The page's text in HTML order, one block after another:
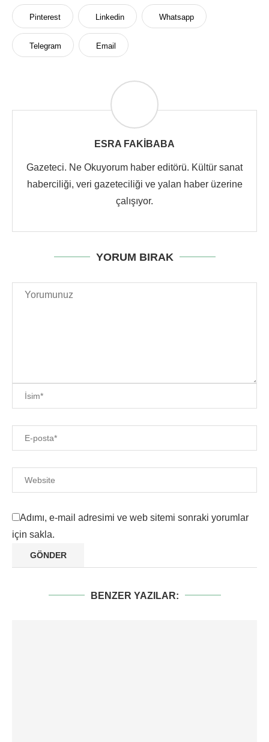
Pinterest Linkedin Whatsapp
Telegram Email
ESRA FAKIBABA
Gazeteci. Ne Okuyorum haber editörü. Kültür sanat
haberciliği, veri gazeteciliği ve yalan haber üzerine
çalışıyor.
YORUM BIRAK
Adımı, e-mail adresimi ve web sitemi sonraki yorumlar
için sakla.
BENZER YAZILAR: